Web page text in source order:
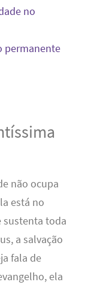
no
permanente
não ocupa
está no
sustenta toda
a salvação
fala de
ela